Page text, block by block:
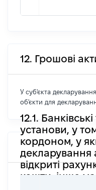
12. Грошові
У суб'єкта декларування
об'єкти для
12.1.
установи, у
кордоном, у
декларування
відкриті
кошти, інше